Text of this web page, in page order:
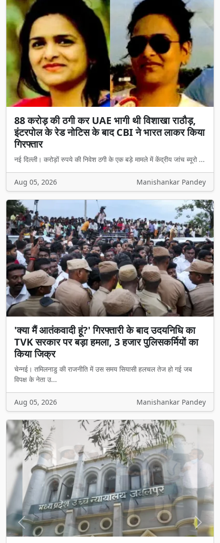
88 करोड़ की ठगी कर UAE भागी थी विशाखा राठौड़,
इंटरपोल के रेड नोटिस के बाद CBI ने भारत लाकर किया
गिरफ्तार
नई दिल्ली। करोड़ों रुपये की निवेश ठगी के एक बड़े मामले में केंद्रीय जांच ब्यूरो ...
Aug 05, 2026 Manishankar Pandey
'क्या मैं आतंकवादी हूं?' गिरफ्तारी के बाद उदयनिधि का
TVK सरकार पर बड़ा हमला, 3 हजार पुलिसकर्मियों का
किया जिक्र
चेन्नई। तमिलनाडु की राजनीति में उस समय सियासी हलचल तेज हो गई जब
विपक्ष के नेता उ...
Aug 05, 2026 Manishankar Pandey
Previous Next